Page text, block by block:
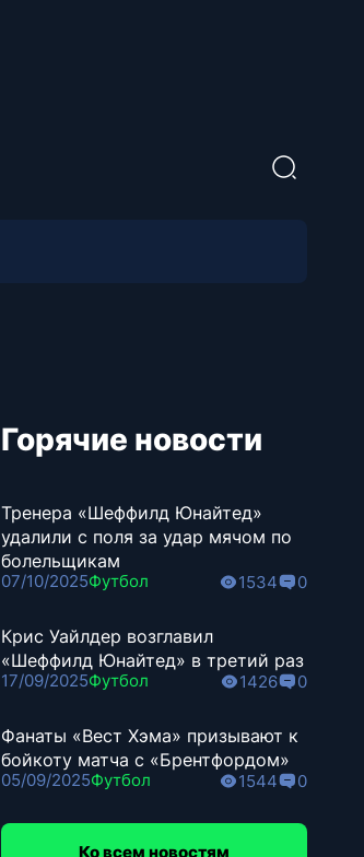
Горячие новости
Тренера «Шеффилд Юнайтед»
удалили с поля за удар мячом по
болельщикам
07/10/2025Футбол 1534 0
Крис Уайлдер возглавил
«Шеффилд Юнайтед» в третий раз
17/09/2025Футбол 1426 0
Фанаты «Вест Хэма» призывают к
бойкоту матча с «Брентфордом»
05/09/2025Футбол 1544 0
Ко всем новостям